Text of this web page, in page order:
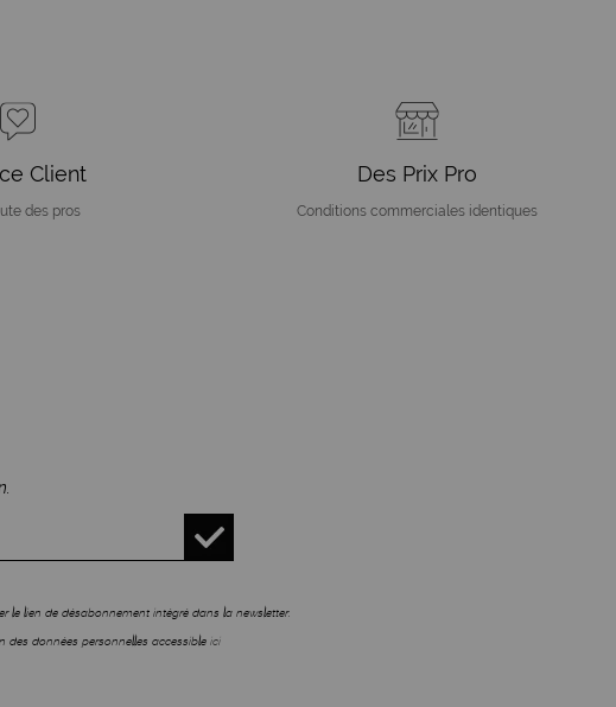
Client
des pros
Des Prix Pro
Conditions commerciales identiques
le lien de désabonnement intégré dans la newsletter.
des données personnelles accessibleici